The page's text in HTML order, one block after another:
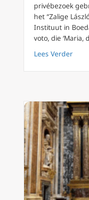
privébezoek
het “Zalige
Instituut in
voto, die ‘Maria,
Lees Verder